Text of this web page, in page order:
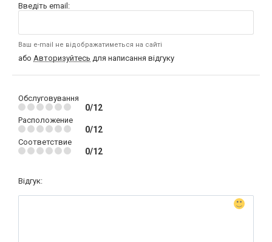
Введіть email:
Ваш e-mail не відображатиметься на сайті
або Авторизуйтесь для написання відгуку
Обслуговування
0/12
Расположение
0/12
Соответствие
0/12
Відгук: